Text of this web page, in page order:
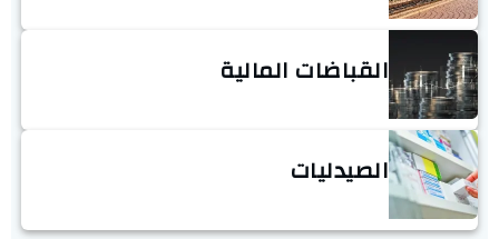
القباضات المالية
الصيدليات